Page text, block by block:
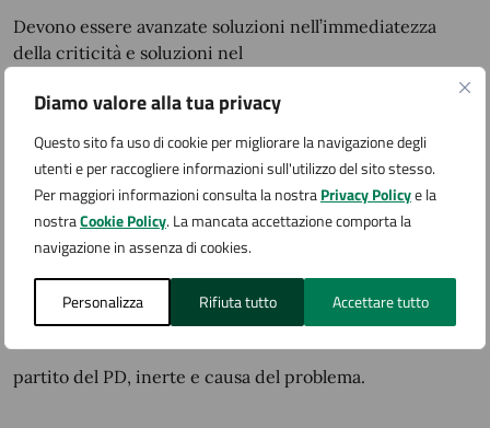
Diamo valore alla tua privacy
Questo sito fa uso di cookie per migliorare la navigazione degli
utenti e per raccogliere informazioni sull'utilizzo del sito stesso.
Per maggiori informazioni consulta la nostraPrivacy Policye la
nostraCookie Policy. La mancata accettazione comporta la
navigazione in assenza di cookies.
Personalizza Rifiuta tutto Accettare tutto
Devono essere avanzate soluzioni nell’immediatezza
della criticità e soluzioni nel
medio-lungo termine. Queste ultime spettano a Governo
sensibilizzate sul tema. Continueremo a premere a livello
locale e nazionale per
trovare una soluzione ad un problema che purtroppo
riguarda tutta Italia e che non
si risolve con polemiche "alla Domenico Rossi", che è
stato anch’esso, con il suo
partito del PD, inerte e causa del problema.